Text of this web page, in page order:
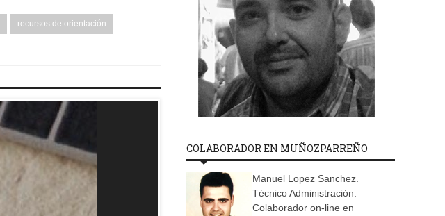
recursos de orientación
COLABORADOR EN MUÑOZPARREÑO
Manuel Lopez Sanchez.
Técnico Administración.
Colaborador on-line en